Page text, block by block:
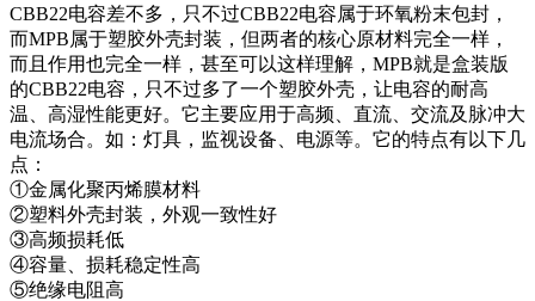
CBB22电容差不多，只不过CBB22电容属于环氧粉末包封，
而MPB属于塑胶外壳封装，但两者的核心原材料完全一样，
而且作用也完全一样，甚至可以这样理解，MPB就是盒装版
的CBB22电容，只不过多了一个塑胶外壳，让电容的耐高
温、高湿性能更好。它主要应用于高频、直流、交流及脉冲大
电流场合。如：灯具，监视设备、电源等。它的特点有以下几
点：
①金属化聚丙烯膜材料
②塑料外壳封装，外观一致性好
③高频损耗低
④容量、损耗稳定性高
⑤绝缘电阻高